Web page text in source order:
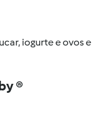
iogurte e ovos e
®